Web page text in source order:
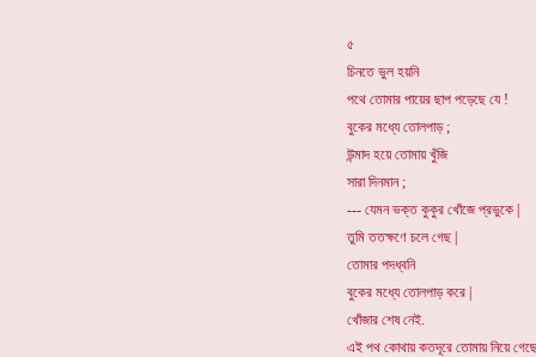
৫
চিনতে ভুল হয়নি
পথে তোমার পায়ের ছাপ পড়েছে যে !
বুকের মধ্যে তোলপাড় ;
উন্মাদ হয়ে তোমায় খুঁজি
সারা দিনমান ;
--- যেমন ভক্ত কুকুর খোঁজে প্রভুকে |
তুমি ততক্ষণে চলে গেছ |
তোমার পদধ্বনি
বুকের মধ্যে তোলপাড় করে |
খোঁজার শেষ নেই.
এই পথ কোথায় কতদূরে তোমায় নিয়ে